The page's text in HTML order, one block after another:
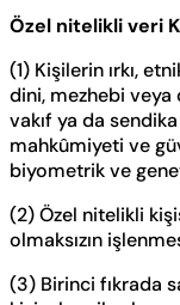
Özel nitelikli veri
(1) Kişilerin ırkı,
dini, mezhebi veya
vakıf ya da sendika
mahkûmiyeti ve
biyometrik ve
(2) Özel nitelikli
olmaksızın
(3) Birinci fıkrada